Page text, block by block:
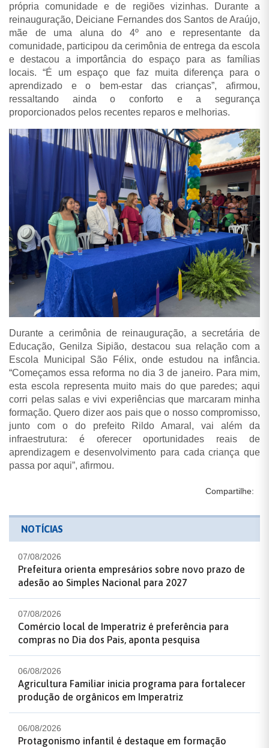
própria comunidade e de regiões vizinhas. Durante a
reinauguração, Deiciane Fernandes dos Santos de Araújo,
mãe de uma aluna do 4º ano e representante da
comunidade, participou da cerimônia de entrega da escola
e destacou a importância do espaço para as famílias
locais. “É um espaço que faz muita diferença para o
aprendizado e o bem-estar das crianças”, afirmou,
ressaltando ainda o conforto e a segurança
proporcionados pelos recentes reparos e melhorias.
Durante a cerimônia de reinauguração, a secretária de
Educação, Genilza Sipião, destacou sua relação com a
Escola Municipal São Félix, onde estudou na infância.
“Começamos essa reforma no dia 3 de janeiro. Para mim,
esta escola representa muito mais do que paredes; aqui
corri pelas salas e vivi experiências que marcaram minha
formação. Quero dizer aos pais que o nosso compromisso,
junto com o do prefeito Rildo Amaral, vai além da
infraestrutura: é oferecer oportunidades reais de
aprendizagem e desenvolvimento para cada criança que
passa por aqui”, afirmou.
Compartilhe:
NOTÍCIAS
07/08/2026
Prefeitura orienta empresários sobre novo prazo de
adesão ao Simples Nacional para 2027
07/08/2026
Comércio local de Imperatriz é preferência para
compras no Dia dos Pais, aponta pesquisa
06/08/2026
Agricultura Familiar inicia programa para fortalecer
produção de orgânicos em Imperatriz
06/08/2026
Protagonismo infantil é destaque em formação